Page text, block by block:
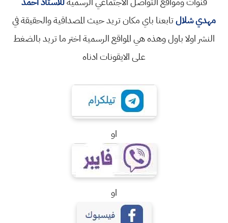
مهدي شلالتابعنا باي مكان تريد حيث المصداقية والحقيقة في
النشر اولا باول وهذه هي المواقع الرسمية اختر ما تريد بالضغط
على الايقونات ادناه
او
او